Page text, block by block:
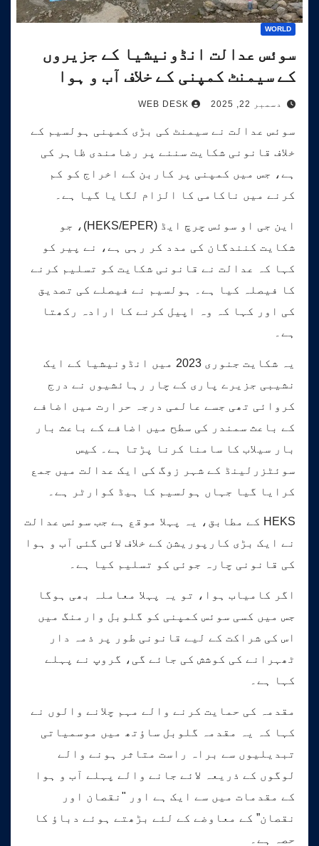
WORLD
سوئس عدالت انڈونیشیا کے جزیروں
کے سیمنٹ کمپنی کے خلاف آب و ہوا
کیس کی سماعت کرے گی۔
دسمبر 22, 2025 WEB DESK
سوئس عدالت نے سیمنٹ کی بڑی کمپنی ہولسیم کے
خلاف قانونی شکایت سننے پر رضامندی ظاہر کی
ہے، جس میں کمپنی پر کاربن کے اخراج کو کم
کرنے میں ناکامی کا الزام لگایا گیا ہے۔
این جی او سوئس چرچ ایڈ (HEKS/EPER)، جو
شکایت کنندگان کی مدد کر رہی ہے، نے پیر کو
کہا کہ عدالت نے قانونی شکایت کو تسلیم کرنے
کا فیصلہ کیا ہے۔ ہولسیم نے فیصلے کی تصدیق
کی اور کہا کہ وہ اپیل کرنے کا ارادہ رکھتا
ہے۔
یہ شکایت جنوری 2023 میں انڈونیشیا کے ایک
نشیبی جزیرے پاری کے چار رہائشیوں نے درج
کروائی تھی جسے عالمی درجہ حرارت میں اضافے
کے باعث سمندر کی سطح میں اضافے کے باعث بار
بار سیلاب کا سامنا کرنا پڑتا ہے۔ کیس
سوئٹزرلینڈ کے شہر زوگ کی ایک عدالت میں جمع
کرایا گیا جہاں ہولسیم کا ہیڈ کوارٹر ہے۔
HEKS کے مطابق، یہ پہلا موقع ہے جب سوئس عدالت
نے ایک بڑی کارپوریشن کے خلاف لائی گئی آب و ہوا
کی قانونی چارہ جوئی کو تسلیم کیا ہے۔
اگر کامیاب ہوا، تو یہ پہلا معاملہ بھی ہوگا
جس میں کسی سوئس کمپنی کو گلوبل وارمنگ میں
اس کی شراکت کے لیے قانونی طور پر ذمہ دار
ٹھہرانے کی کوشش کی جائے گی، گروپ نے پہلے
کہا ہے۔
مقدمہ کی حمایت کرنے والے مہم چلانے والوں نے
کہا کہ یہ مقدمہ گلوبل ساؤتھ میں موسمیاتی
تبدیلیوں سے براہ راست متاثر ہونے والے
لوگوں کے ذریعہ لائے جانے والے پہلے آب و ہوا
کے مقدمات میں سے ایک ہے اور "نقصان اور
نقصان” کے معاوضے کے لئے بڑھتے ہوئے دباؤ کا
حصہ ہے۔